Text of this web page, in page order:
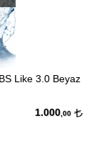
Like 3.0 Beyaz
1.000 ,00